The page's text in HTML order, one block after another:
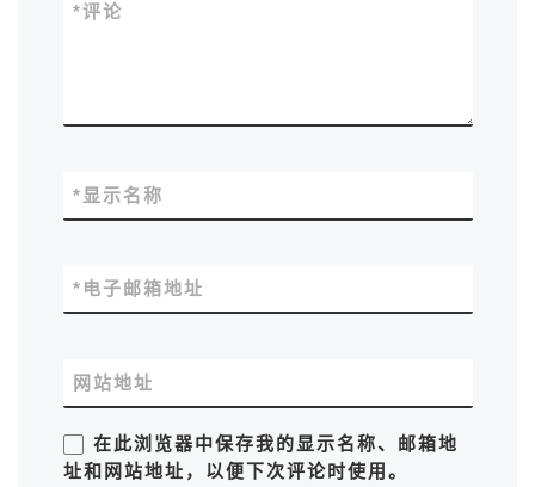
评论
*
显示名称
*
电子邮箱地址
*
网站地址
在此浏览器中保存我的显示名称、邮箱地
址和网站地址，以便下次评论时使用。